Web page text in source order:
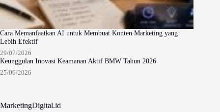
Cara Memanfaatkan AI untuk Membuat Konten Marketing yang
Lebih Efektif
29/07/2026
Keunggulan Inovasi Keamanan Aktif BMW Tahun 2026
25/06/2026
MarketingDigital.id